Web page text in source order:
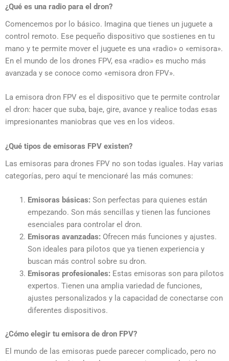
¿Qué es una radio para el dron?
Comencemos por lo básico. Imagina que tienes un juguete a
control remoto. Ese pequeño dispositivo que sostienes en tu
mano y te permite mover el juguete es una «radio» o «emisora».
En el mundo de los drones FPV, esa «radio» es mucho más
avanzada y se conoce como «emisora dron FPV».
La emisora dron FPV es el dispositivo que te permite controlar
el dron: hacer que suba, baje, gire, avance y realice todas esas
impresionantes maniobras que ves en los videos.
¿Qué tipos de emisoras FPV existen?
Las emisoras para drones FPV no son todas iguales. Hay varias
categorías, pero aquí te mencionaré las más comunes:
Emisoras básicas: Son perfectas para quienes están
empezando. Son más sencillas y tienen las funciones
esenciales para controlar el dron.
Emisoras avanzadas: Ofrecen más funciones y ajustes.
Son ideales para pilotos que ya tienen experiencia y
buscan más control sobre su dron.
Emisoras profesionales: Estas emisoras son para pilotos
expertos. Tienen una amplia variedad de funciones,
ajustes personalizados y la capacidad de conectarse con
diferentes dispositivos.
¿Cómo elegir tu emisora de dron FPV?
El mundo de las emisoras puede parecer complicado, pero no